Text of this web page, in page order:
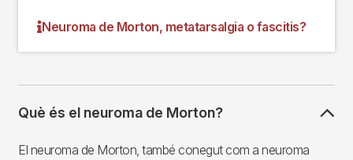
Neuroma de Morton, metatarsalgia o fascitis?
Què és el neuroma de Morton?
El neuroma de Morton, també conegut com a neuroma